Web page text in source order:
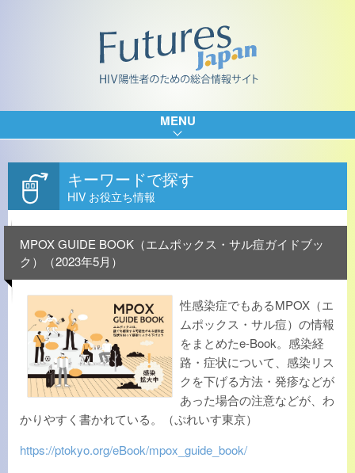
MENU
キーワードで探す
HIV お役立ち情報
MPOX GUIDE BOOK（エムポックス・サル痘ガイドブッ
ク）（2023年5月）
性感染症でもあるMPOX（エ
ムポックス・サル痘）の情報
をまとめたe-Book。感染経
路・症状について、感染リス
クを下げる方法・発疹などが
あった場合の注意などが、わ
かりやすく書かれている。（ぷれいす東京）
https://ptokyo.org/eBook/mpox_guide_book/